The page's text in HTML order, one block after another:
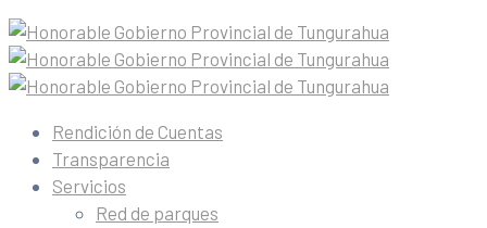
Rendición de Cuentas
Transparencia
Servicios
Red de parques